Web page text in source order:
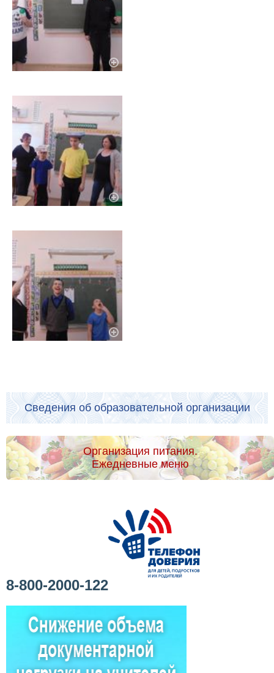
Сведения об образовательной организации
Организация питания.
Ежедневные меню
8-800-2000-122